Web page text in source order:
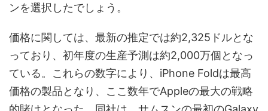
ンを選択したでしょう。
価格に関しては、最新の推定では約2,325ドルとな
っており、初年度の生産予測は約2,000万個となっ
ている。これらの数字により、iPhone Foldは最高
価格の製品となり、ここ数年でAppleの最大の戦略